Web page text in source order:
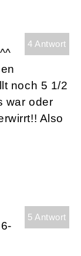
4 Antwort
noch 5 1/2
war oder
Also
5 Antwort